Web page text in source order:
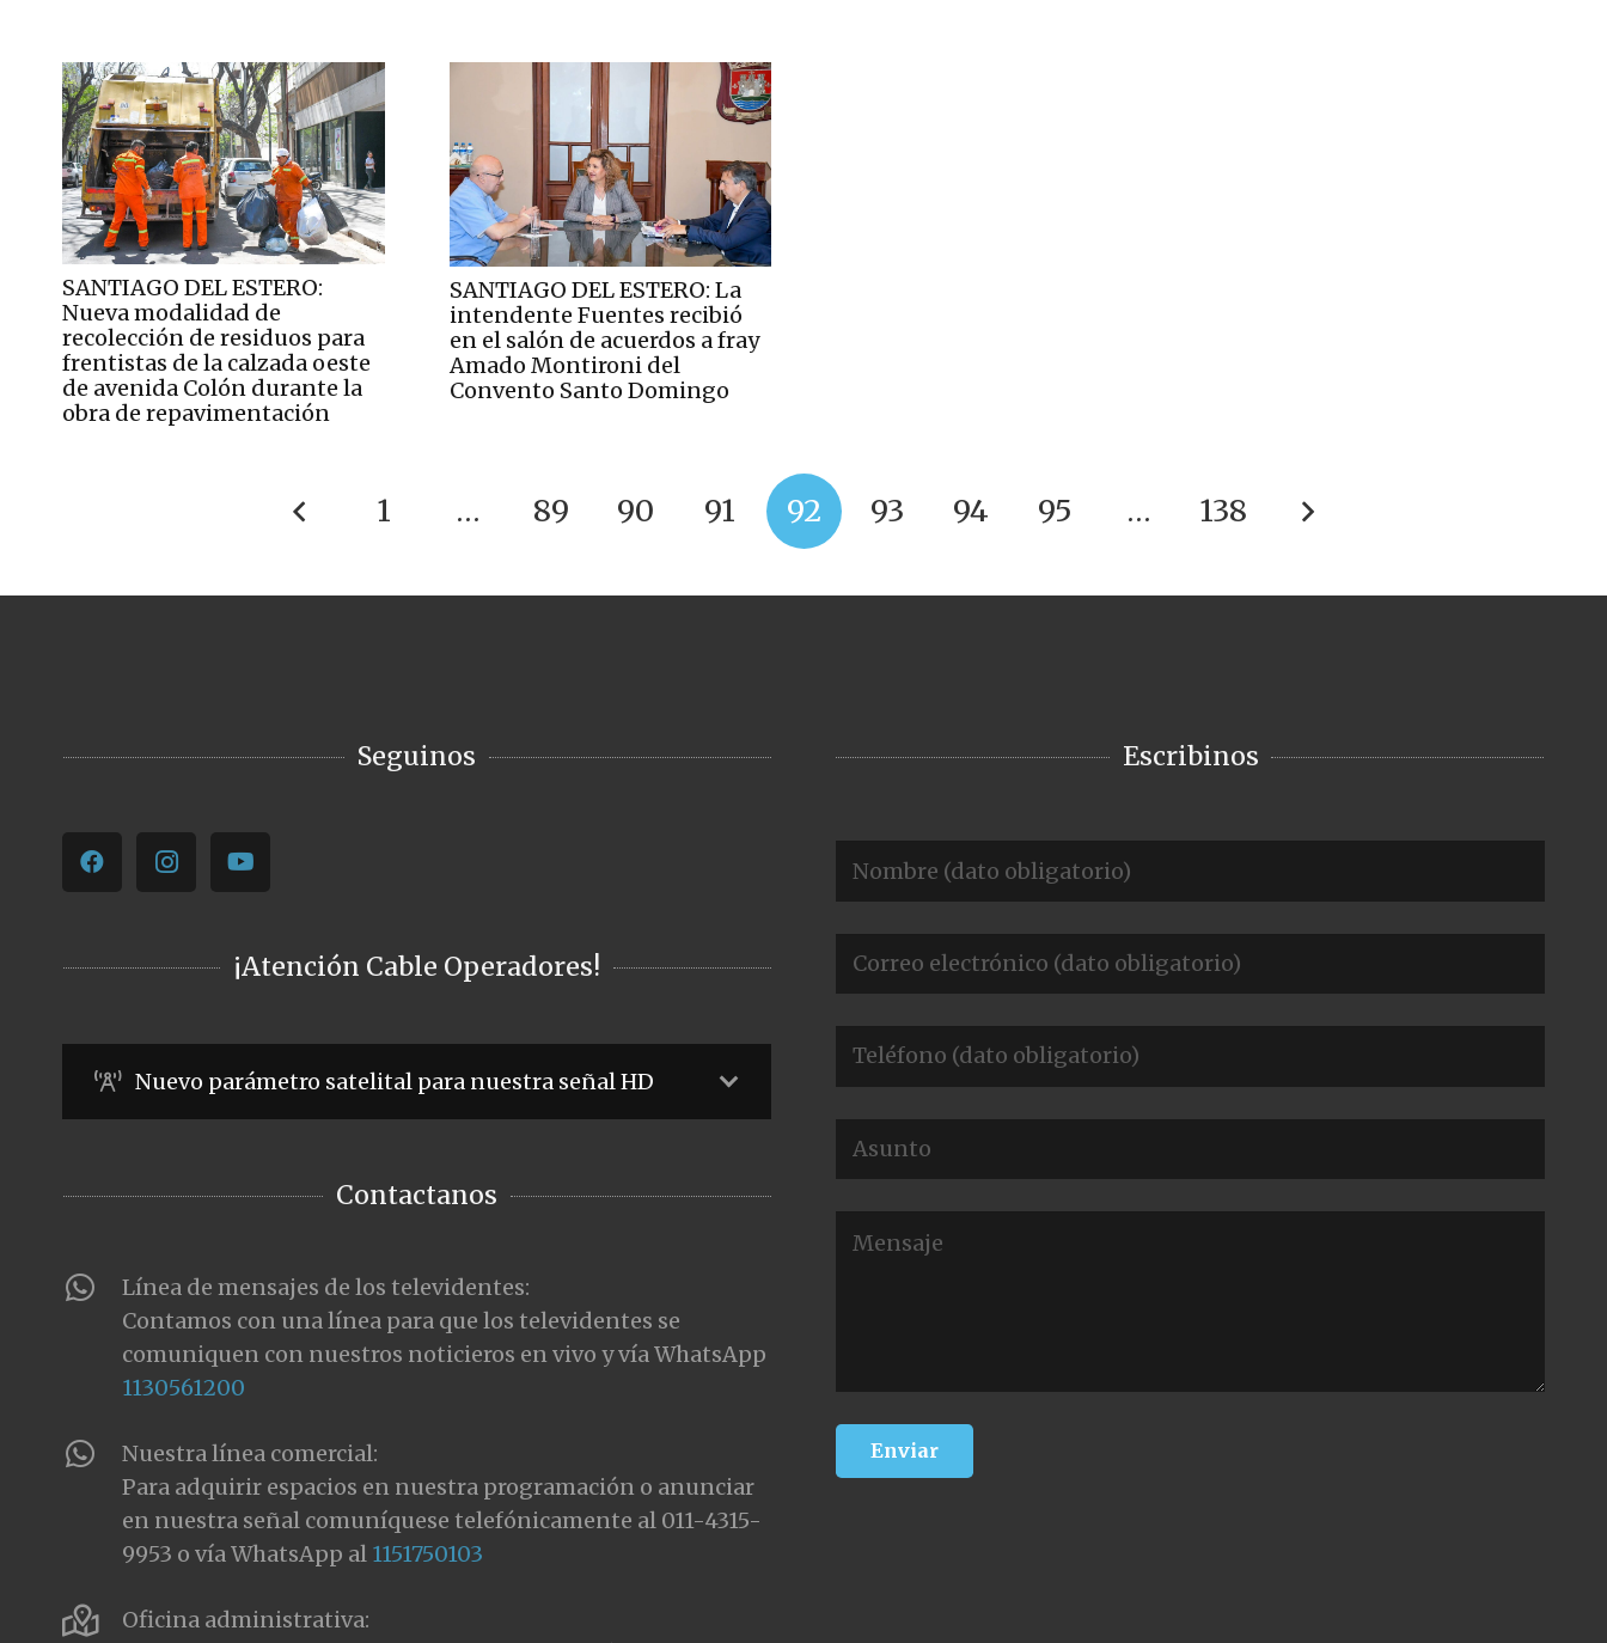
SANTIAGO DEL ESTERO:
Nueva modalidad de
recolección de residuos para
frentistas de la calzada oeste
de avenida Colón durante la
obra de repavimentación
SANTIAGO DEL ESTERO: La
intendente Fuentes recibió
en el salón de acuerdos a fray
Amado Montironi del
Convento Santo Domingo
1 … 89 90 91 92 93 94 95 … 138
Seguinos
¡Atención Cable Operadores!
Nuevo parámetro satelital para nuestra señal HD
Contactanos
Línea de mensajes de los televidentes:
Contamos con una línea para que los televidentes se
comuniquen con nuestros noticieros en vivo y vía WhatsApp
1130561200
Nuestra línea comercial:
Para adquirir espacios en nuestra programación o anunciar
en nuestra señal comuníquese telefónicamente al 011-4315-
9953 o vía WhatsApp al 1151750103
Oficina administrativa:
Escribinos